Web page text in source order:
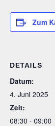
Zum
DETAILS
Datum:
4. Juni 2025
Zeit:
08:30 - 09:00